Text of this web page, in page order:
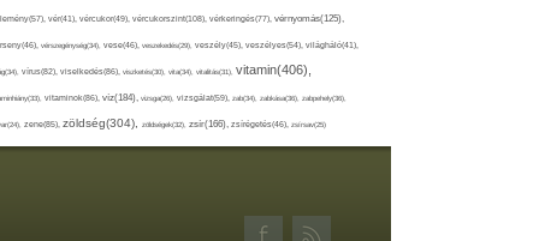
vér(41), vércukor(49), vércukorszint(108), vérkeringés(77), vérnyomás(125),
vérszegénység(34), vese(46), veszekedés(29), veszély(45), veszélyes(54), világháló(41),
vírus(82), viselkedés(86), viszketés(30), vita(34), vitalitás(31), vitamin(406),
vitaminok(86), víz(184), vizsga(26), vizsgálat(59), zab(34), zabkása(36), zabpehely(36),
zene(85), zöldség(304), zöldségek(32), zsír(166), zsírégetés(46), zsírsav(25)